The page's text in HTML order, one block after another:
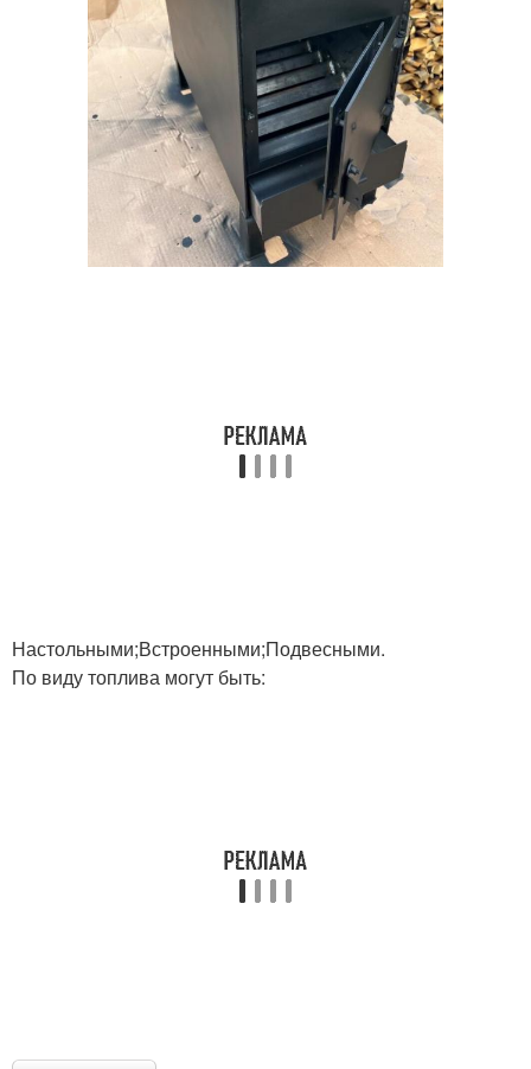
Настольными;Встроенными;Подвесными.
По виду топлива могут быть: